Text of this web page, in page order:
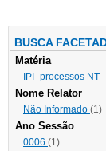
BUSCA
Matéria
IPI- processos NT
Nome Relator
Não Informado (1)
Ano Sessão
0006 (1)